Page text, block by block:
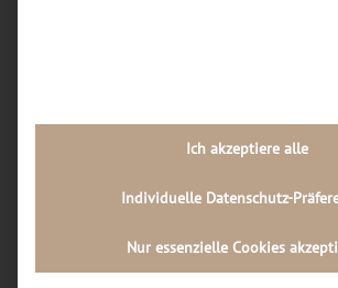
Ich akzeptiere alle
Individuelle Datenschutz-
Nur essenzielle Cookies